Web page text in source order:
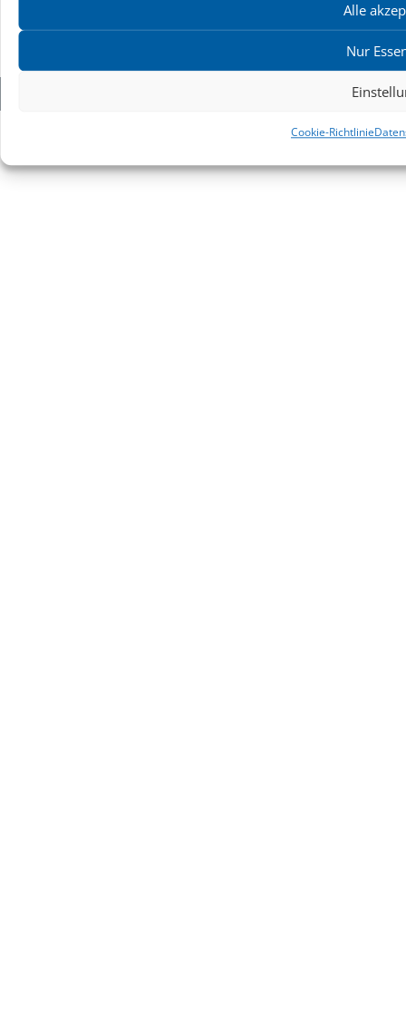
Alle
Nur
Cookie-Richtlinie